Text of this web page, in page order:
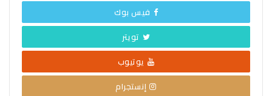
فيس بوك
تويتر
يوتيوب
إنستجرام